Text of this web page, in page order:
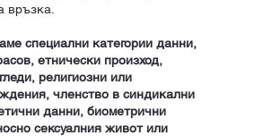
връзка.
специални категории данни,
етнически произход,
религиозни или
членство в синдикални
данни, биометрични
сексуалния живот или